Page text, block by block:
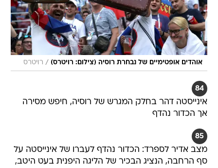
אוהדים אופטימיים של נבחרת רוסיה (צילום: רויטרס) / רויטרס
84
אינייסטה דהר בחלק המגרש של רוסיה, חיפש מסירה
אך הכדור נהדף
85
מצב אדיר לספרד: הכדור נהדף לעברו של אינייסטה על
סף הרחבה, הנציג הבכיר של הליגה היפנית בעט היטב,